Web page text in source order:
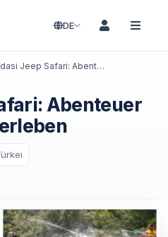
DE
Kusadasi Jeep Safari: Abenteuer im Nationalpark erleben
Abenteuer